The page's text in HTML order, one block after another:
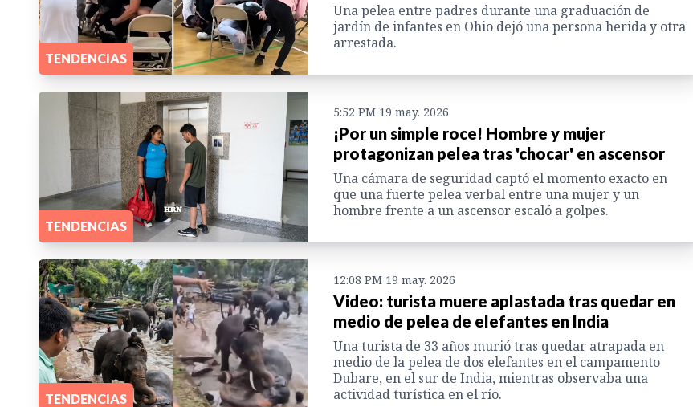
TENDENCIAS
Una pelea entre padres durante una graduación de
jardín de infantes en Ohio dejó una persona herida y otra
arrestada.
TENDENCIAS
5:52 PM 19 may. 2026
¡Por un simple roce! Hombre y mujer
protagonizan pelea tras 'chocar' en ascensor
Una cámara de seguridad captó el momento exacto en
que una fuerte pelea verbal entre una mujer y un
hombre frente a un ascensor escaló a golpes.
TENDENCIAS
12:08 PM 19 may. 2026
Video: turista muere aplastada tras quedar en
medio de pelea de elefantes en India
Una turista de 33 años murió tras quedar atrapada en
medio de la pelea de dos elefantes en el campamento
Dubare, en el sur de India, mientras observaba una
actividad turística en el río.